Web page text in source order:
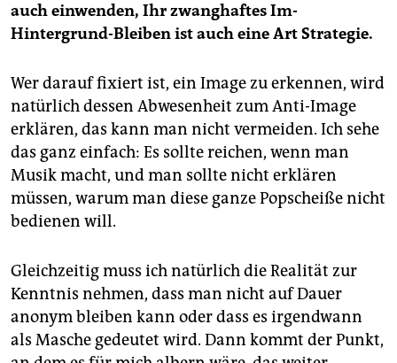
auch einwenden, Ihr zwanghaftes Im-
Hintergrund-Bleiben ist auch eine Art Strategie.
Wer darauf fixiert ist, ein Image zu erkennen, wird
natürlich dessen Abwesenheit zum Anti-Image
erklären, das kann man nicht vermeiden. Ich sehe
das ganz einfach: Es sollte reichen, wenn man
Musik macht, und man sollte nicht erklären
müssen, warum man diese ganze Popscheiße nicht
bedienen will.
Gleichzeitig muss ich natürlich die Realität zur
Kenntnis nehmen, dass man nicht auf Dauer
anonym bleiben kann oder dass es irgendwann
als Masche gedeutet wird. Dann kommt der Punkt,